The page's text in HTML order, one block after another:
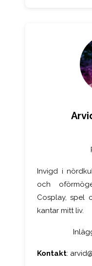
Invigd i
och
Cosplay, spel
kantar mitt liv.
Kontakt: